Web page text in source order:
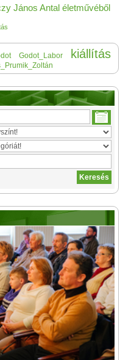
János Antal életművéből
Godot_Labor kiállítás